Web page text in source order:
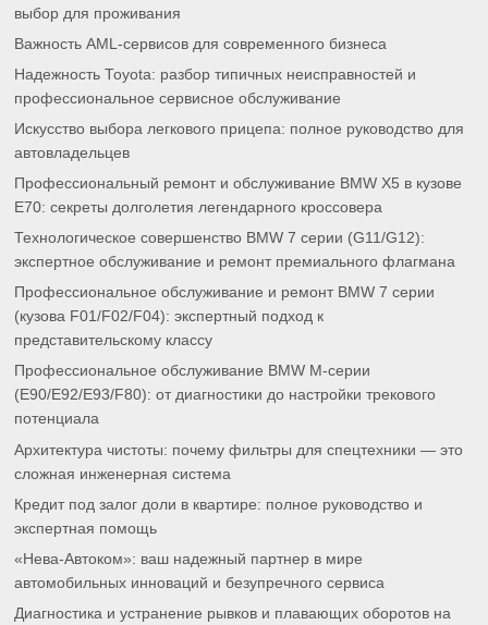
выбор для проживания
Важность AML-сервисов для современного бизнеса
Надежность Toyota: разбор типичных неисправностей и
профессиональное сервисное обслуживание
Искусство выбора легкового прицепа: полное руководство для
автовладельцев
Профессиональный ремонт и обслуживание BMW X5 в кузове
E70: секреты долголетия легендарного кроссовера
Технологическое совершенство BMW 7 серии (G11/G12):
экспертное обслуживание и ремонт премиального флагмана
Профессиональное обслуживание и ремонт BMW 7 серии
(кузова F01/F02/F04): экспертный подход к
представительскому классу
Профессиональное обслуживание BMW M-серии
(E90/E92/E93/F80): от диагностики до настройки трекового
потенциала
Архитектура чистоты: почему фильтры для спецтехники — это
сложная инженерная система
Кредит под залог доли в квартире: полное руководство и
экспертная помощь
«Нева-Автоком»: ваш надежный партнер в мире
автомобильных инноваций и безупречного сервиса
Диагностика и устранение рывков и плавающих оборотов на